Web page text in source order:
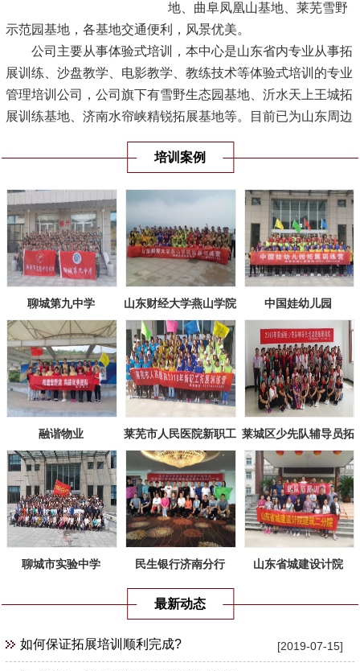
地、曲阜凤凰山基地、莱芜雪野
示范园基地，各基地交通便利，风景优美。
公司主要从事体验式培训，本中心是山东省内专业从事拓
展训练、沙盘教学、电影教学、教练技术等体验式培训的专业
管理培训公司，公司旗下有雪野生态园基地、沂水天上王城拓
展训练基地、济南水帘峡精锐拓展基地等。目前已为山东周边
规模最大的专业体验式培训机构。[查看详情]
培训案例
聊城第九中学 山东财经大学燕山学院 中国娃幼儿园
融谐物业
莱芜市人民医院新职工
拓展训练
莱城区少先队辅导员拓
展训练
聊城市实验中学 民生银行济南分行 山东省城建设计院
最新动态
[2019-07-15]
如何保证拓展培训顺利完成?